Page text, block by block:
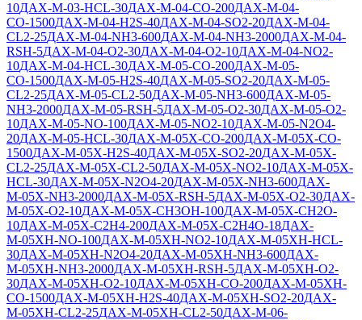
10ДАХ-М-03-HCL-30ДАХ-М-04-СО-200ДАХ-М-04-
СО-1500ДАХ-М-04-Н2S-40ДАХ-М-04-SO2-20ДАХ-М-04-
CL2-25ДАХ-М-04-NH3-600ДАХ-М-04-NH3-2000ДАХ-М-04-
RSH-5ДАХ-М-04-O2-30ДАХ-М-04-O2-10ДАХ-М-04-NO2-
10ДАХ-М-04-HCL-30ДАХ-М-05-СО-200ДАХ-М-05-
СО-1500ДАХ-М-05-H2S-40ДАХ-М-05-SO2-20ДАХ-М-05-
CL2-25ДАХ-М-05-CL2-50ДАХ-М-05-NH3-600ДАХ-М-05-
NH3-2000ДАХ-М-05-RSH-5ДАХ-М-05-O2-30ДАХ-М-05-O2-
10ДАХ-М-05-NO-100ДАХ-М-05-NO2-10ДАХ-М-05-N2O4-
20ДАХ-М-05-HCL-30ДАХ-М-05Х-CO-200ДАХ-М-05Х-CO-
1500ДАХ-М-05Х-H2S-40ДАХ-М-05Х-SO2-20ДАХ-М-05Х-
CL2-25ДАХ-М-05Х-CL2-50ДАХ-М-05Х-NO2-10ДАХ-М-05Х-
HCL-30ДАХ-М-05Х-N2O4-20ДАХ-М-05Х-NH3-600ДАХ-
М-05Х-NH3-2000ДАХ-М-05Х-RSH-5ДАХ-М-05Х-O2-30ДАХ-
М-05Х-O2-10ДАХ-М-05Х-CH3OH-100ДАХ-М-05Х-CH2O-
10ДАХ-М-05Х-C2H4-200ДАХ-М-05Х-C2H4O-18ДАХ-
М-05ХН-NO-100ДАХ-М-05ХН-NO2-10ДАХ-М-05ХН-HCL-
30ДАХ-М-05ХН-N2O4-20ДАХ-М-05ХН-NH3-600ДАХ-
М-05ХН-NH3-2000ДАХ-М-05ХН-RSH-5ДАХ-М-05ХН-O2-
30ДАХ-М-05ХН-O2-10ДАХ-М-05ХН-CO-200ДАХ-М-05ХН-
CO-1500ДАХ-М-05ХН-H2S-40ДАХ-М-05ХН-SO2-20ДАХ-
М-05ХН-CL2-25ДАХ-М-05ХН-CL2-50ДАХ-М-06-